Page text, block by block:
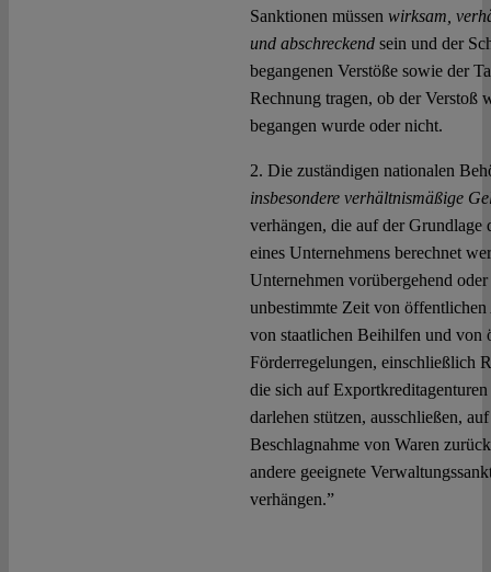
Sanktionen müssen wirksam,
und abschreckendsein und der
begangenen Verstöße sowie der
Rechnung tragen, ob der Verstoß
begangen wurde oder nicht.
2. Die zuständigen nationalen
insbesondere verhältnismäßige
verhängen, die auf der Grundlage
eines Unternehmens berechnet
Unternehmen vorübergehend
unbestimmte Zeit von
von staatlichen Beihilfen und von
Förderregelungen, einschließlich
die sich auf
darlehen stützen, ausschließen,
Beschlagnahme von Waren
andere geeignete
verhängen.”